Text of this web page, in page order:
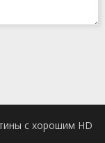
с хорошим HD